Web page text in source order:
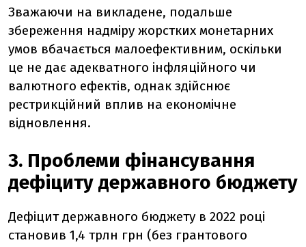
Зважаючи на викладене, подальше
збереження надміру жорстких монетарних
умов вбачається малоефективним, оскільки
це не дає адекватного інфляційного чи
валютного ефектів, однак здійснює
рестрикційний вплив на економічне
відновлення.
3. Проблеми фінансування
дефіциту державного бюджету
Дефіцит державного бюджету в 2022 році
становив 1,4 трлн грн (без грантового